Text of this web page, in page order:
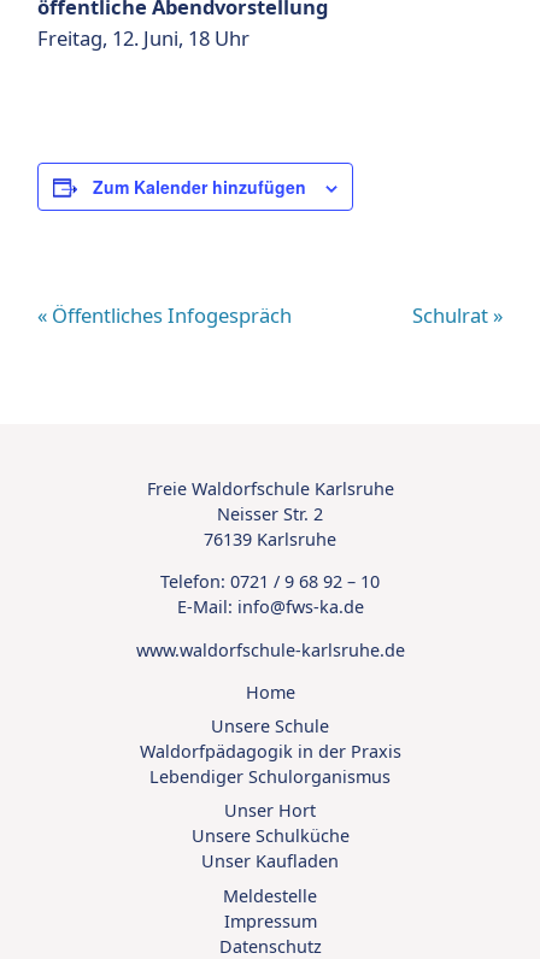
öffentliche Abendvorstellung
Freitag, 12. Juni, 18 Uhr
Zum Kalender hinzufügen
«Öffentliches Infogespräch Schulrat»
Freie Waldorfschule Karlsruhe
Neisser Str. 2
76139 Karlsruhe
Telefon: 0721 / 9 68 92 – 10
E-Mail: info@fws-ka.de
www.waldorfschule-karlsruhe.de
Home
Unsere Schule
Waldorfpädagogik in der Praxis
Lebendiger Schulorganismus
Unser Hort
Unsere Schulküche
Unser Kaufladen
Meldestelle
Impressum
Datenschutz